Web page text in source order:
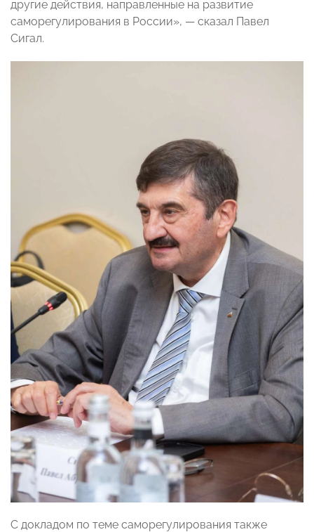
другие действия, направленные на развитие
саморегулирования в России», — сказал Павел
Сигал.
С докладом по теме саморегулирования также